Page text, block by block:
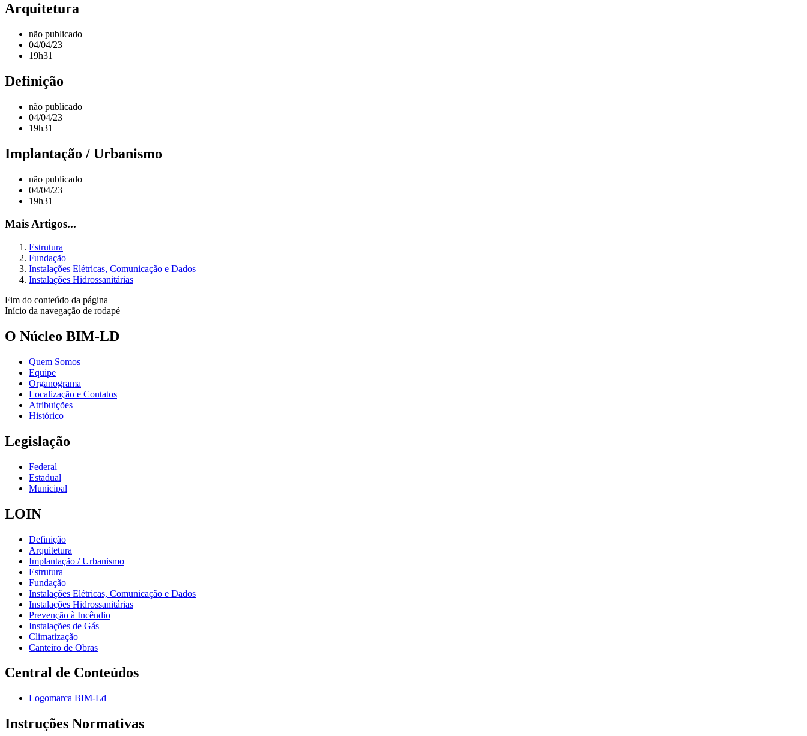
Arquitetura
não publicado
04/04/23
19h31
Definição
não publicado
04/04/23
19h31
Implantação / Urbanismo
não publicado
04/04/23
19h31
Mais Artigos...
Estrutura
Fundação
Instalações Elétricas, Comunicação e Dados
Instalações Hidrossanitárias
Fim do conteúdo da página
Início da navegação de rodapé
O Núcleo BIM-LD
Quem Somos
Equipe
Organograma
Localização e Contatos
Atribuições
Histórico
Legislação
Federal
Estadual
Municipal
LOIN
Definição
Arquitetura
Implantação / Urbanismo
Estrutura
Fundação
Instalações Elétricas, Comunicação e Dados
Instalações Hidrossanitárias
Prevenção à Incêndio
Instalações de Gás
Climatização
Canteiro de Obras
Central de Conteúdos
Logomarca BIM-Ld
Instruções Normativas